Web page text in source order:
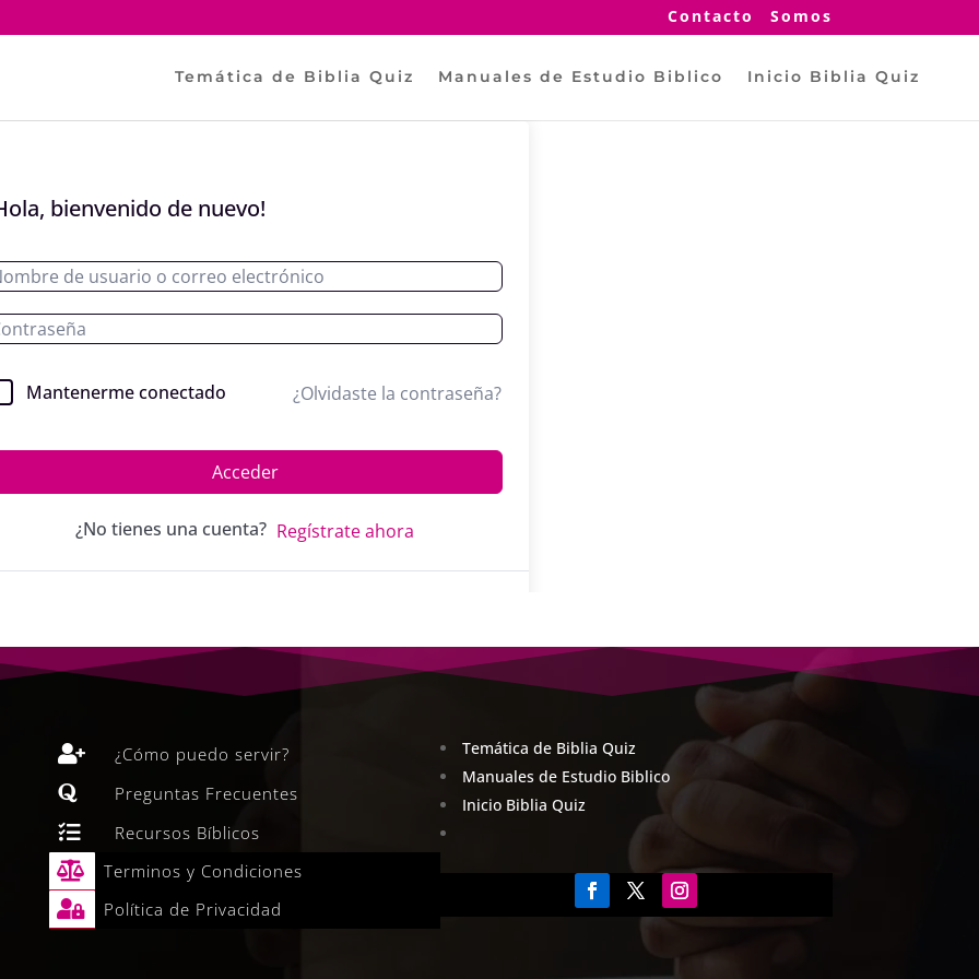
Contacto Somos
Temática de Biblia Quiz Manuales de Estudio Biblico Inicio Biblia Quiz
bienvenido de nuevo!
Mantenerme conectado ¿Olvidaste la contraseña?
Acceder
¿No tienes una cuenta? Regístrate ahora
 ¿Cómo puedo servir?
 Preguntas Frecuentes
 Recursos Bíblicos
 Terminos y Condiciones
 Política de Privacidad
Temática de Biblia Quiz
Manuales de Estudio Biblico
Inicio Biblia Quiz